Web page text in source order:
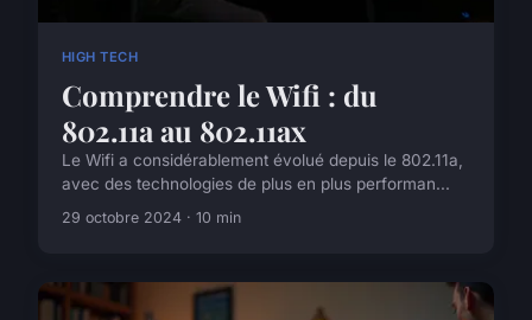
HIGH TECH
Comprendre le Wifi : du
802.11a au 802.11ax
Le Wifi a considérablement évolué depuis le 802.11a,
avec des technologies de plus en plus performan...
29 octobre 2024 · 10 min